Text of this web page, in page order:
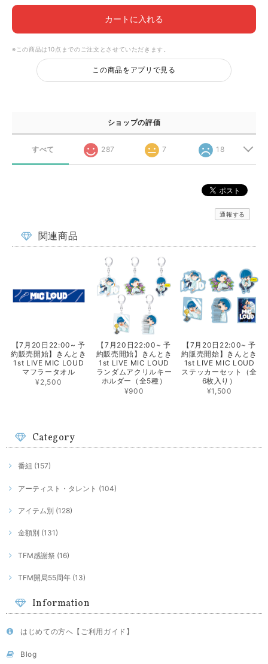
カートに入れる
※この商品は10点までのご注文とさせていただきます。
この商品をアプリで見る
ショップの評価
すべて 287 7 18
通報する
関連商品
【7月20日22:00~ 予
約販売開始】きんとき
1st LIVE MIC LOUD
マフラータオル
¥2,500
【7月20日22:00~ 予
約販売開始】きんとき
1st LIVE MIC LOUD
ランダムアクリルキー
ホルダー（全5種）
¥900
【7月20日22:00~ 予
約販売開始】きんとき
1st LIVE MIC LOUD
ステッカーセット（全
6枚入り）
¥1,500
Category
番組 (157)
アーティスト・タレント (104)
アイテム別 (128)
金額別 (131)
TFM感謝祭 (16)
TFM開局55周年 (13)
Information
はじめての方へ【ご利用ガイド】
Blog